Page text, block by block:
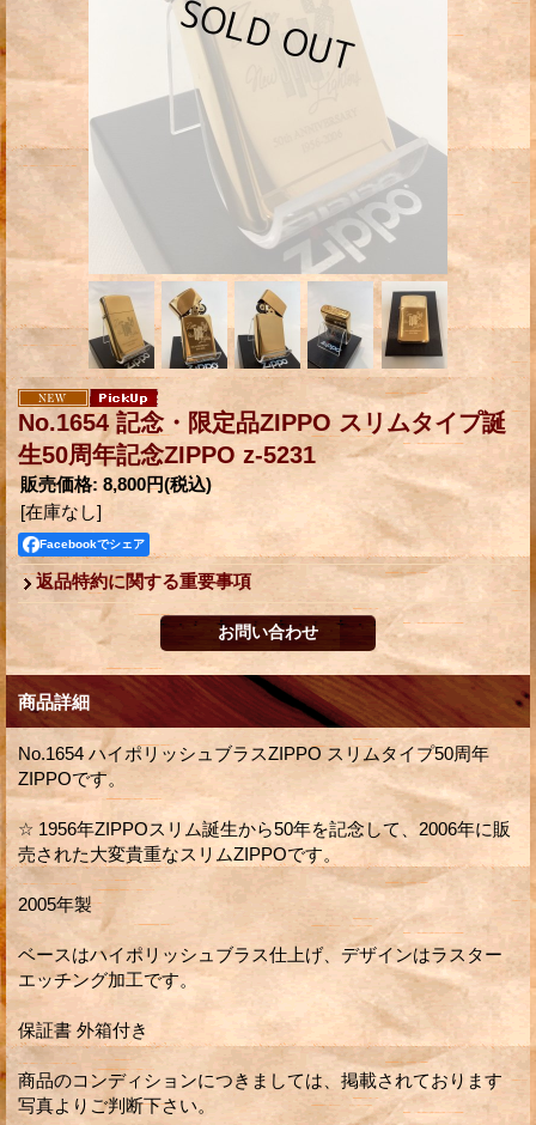
No.1654 記念・限定品ZIPPO スリムタイプ誕
生50周年記念ZIPPO z-5231
販売価格: 8,800円(税込)
[在庫なし]
Facebookでシェア
返品特約に関する重要事項
商品詳細
No.1654 ハイポリッシュブラスZIPPO スリムタイプ50周年
ZIPPOです。
☆ 1956年ZIPPOスリム誕生から50年を記念して、2006年に販
売された大変貴重なスリムZIPPOです。
2005年製
ベースはハイポリッシュブラス仕上げ、デザインはラスター
エッチング加工です。
保証書 外箱付き
商品のコンディションにつきましては、掲載されております
写真よりご判断下さい。